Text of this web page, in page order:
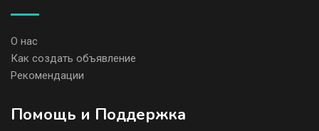
О нас
Как создать объявление
Рекомендации
Помощь и Поддержка